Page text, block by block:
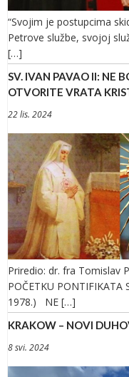
“Svojim je postupcima
Petrove službe, svojoj
[…]
SV. IVAN PAVAO II: NE
OTVORITE VRATA
22 lis. 2024
Priredio: dr. fra Tomislav
POČETKU PONTIFIKATA
1978.) NE […]
KRAKOW – NOVI
8 svi. 2024